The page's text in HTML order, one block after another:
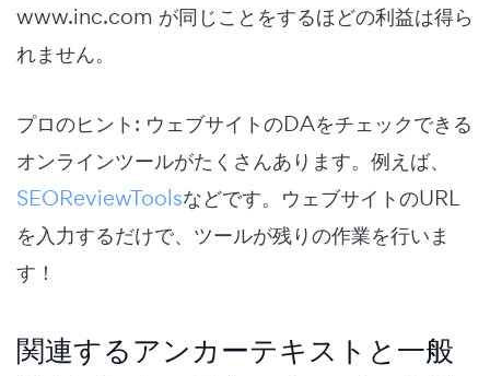
www.inc.com が同じことをするほどの利益は得ら
れません。
プロのヒント: ウェブサイトのDAをチェックできる
オンラインツールがたくさんあります。例えば、
SEOReviewToolsなどです。ウェブサイトのURL
を入力するだけで、ツールが残りの作業を行いま
す！
関連するアンカーテキストと一般